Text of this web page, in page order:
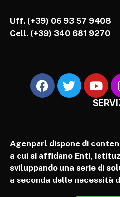
Uff. (+39) 06 93 57 9408
Cell. (+39) 340 681 9270
Agenparl dispone di
a cui si affidano Enti,
sviluppando una serie di
a seconda delle necessità